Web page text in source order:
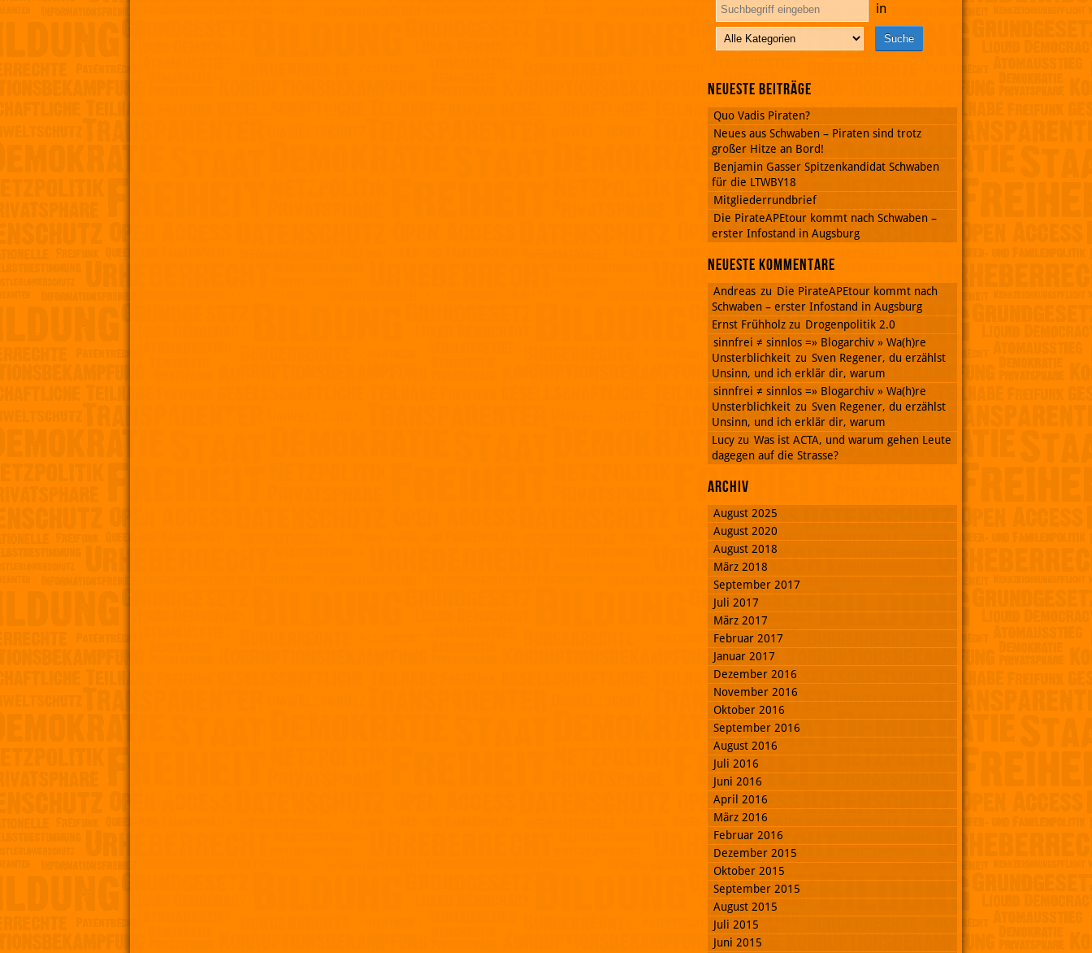
in
Neueste Beiträge
Quo Vadis Piraten?
Neues aus Schwaben – Piraten sind trotz
großer Hitze an Bord!
Benjamin Gasser Spitzenkandidat Schwaben
für die LTWBY18
Mitgliederrundbrief
Die PirateAPEtour kommt nach Schwaben –
erster Infostand in Augsburg
Neueste Kommentare
Andreas zu Die PirateAPEtour kommt nach
Schwaben – erster Infostand in Augsburg
Ernst Frühholz zu Drogenpolitik 2.0
sinnfrei ≠ sinnlos =» Blogarchiv » Wa(h)re
Unsterblichkeit zu Sven Regener, du erzählst
Unsinn, und ich erklär dir, warum
sinnfrei ≠ sinnlos =» Blogarchiv » Wa(h)re
Unsterblichkeit zu Sven Regener, du erzählst
Unsinn, und ich erklär dir, warum
Lucy zu Was ist ACTA, und warum gehen Leute
dagegen auf die Strasse?
Archiv
August 2025
August 2020
August 2018
März 2018
September 2017
Juli 2017
März 2017
Februar 2017
Januar 2017
Dezember 2016
November 2016
Oktober 2016
September 2016
August 2016
Juli 2016
Juni 2016
April 2016
März 2016
Februar 2016
Dezember 2015
Oktober 2015
September 2015
August 2015
Juli 2015
Juni 2015